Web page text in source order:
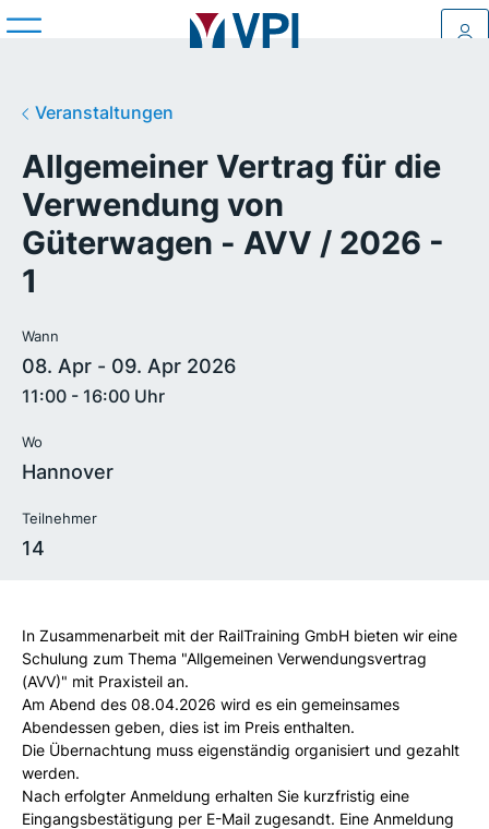
Veranstaltungen
Allgemeiner Vertrag für die
Verwendung von
Güterwagen - AVV / 2026 -
1
Wann
08. Apr - 09. Apr 2026
11:00 - 16:00 Uhr
Wo
Hannover
Teilnehmer
14
In Zusammenarbeit mit der RailTraining GmbH bieten wir eine
Schulung zum Thema "Allgemeinen Verwendungsvertrag
(AVV)" mit Praxisteil an.
Am Abend des 08.04.2026 wird es ein gemeinsames
Abendessen geben, dies ist im Preis enthalten.
Die Übernachtung muss eigenständig organisiert und gezahlt
werden.
Nach erfolgter Anmeldung erhalten Sie kurzfristig eine
Eingangsbestätigung per E-Mail zugesandt. Eine Anmeldung